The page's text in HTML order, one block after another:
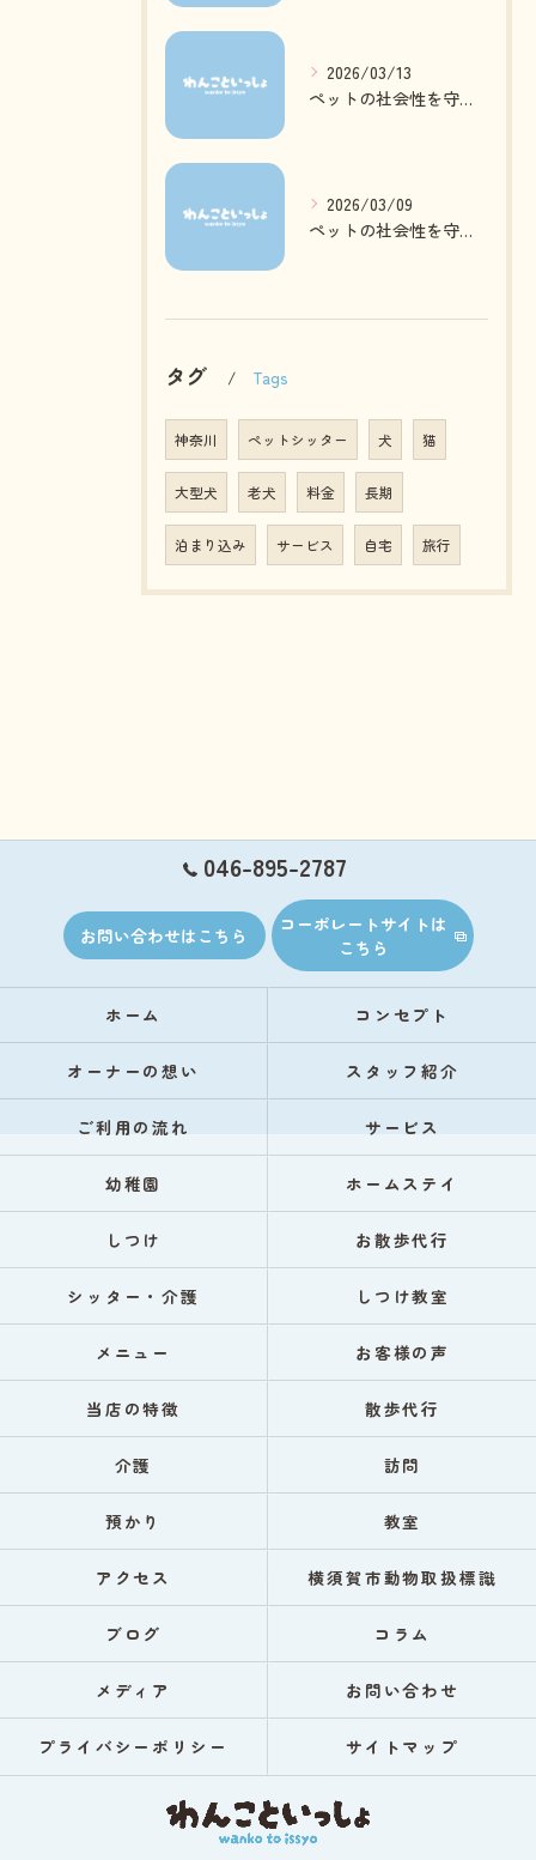
2026/03/13
ペットの社会性を守る日常ケアとは
2026/03/09
ペットの社会性を守る質の高いお預かりとは
タグ Tags
神奈川 ペットシッター 犬 猫
大型犬 老犬 料金 長期
泊まり込み サービス 自宅 旅行
046-895-2787
お問い合わせはこちら
コーポレートサイトは
こちら
ホーム コンセプト
オーナーの想い スタッフ紹介
ご利用の流れ サービス
幼稚園 ホームステイ
しつけ お散歩代行
シッター・介護 しつけ教室
メニュー お客様の声
当店の特徴 散歩代行
介護 訪問
預かり 教室
アクセス 横須賀市動物取扱標識
ブログ コラム
メディア お問い合わせ
プライバシーポリシー サイトマップ